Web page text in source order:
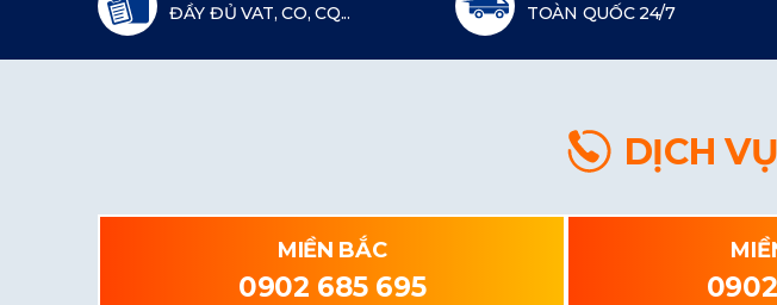
ĐẦY ĐỦ VAT, CO, CQ...
TOÀN QUỐC 24/7
DỊCH
MIỀN BẮC
0902 685 695